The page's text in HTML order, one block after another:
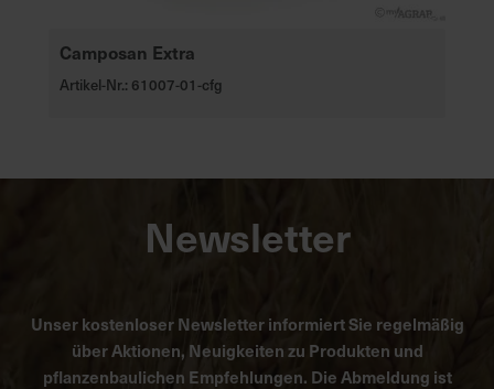
Camposan Extra
Artikel-Nr.: 61007-01-cfg
Newsletter
Unser kostenloser Newsletter informiert Sie regelmäßig
über Aktionen, Neuigkeiten zu Produkten und
pflanzenbaulichen Empfehlungen. Die Abmeldung ist